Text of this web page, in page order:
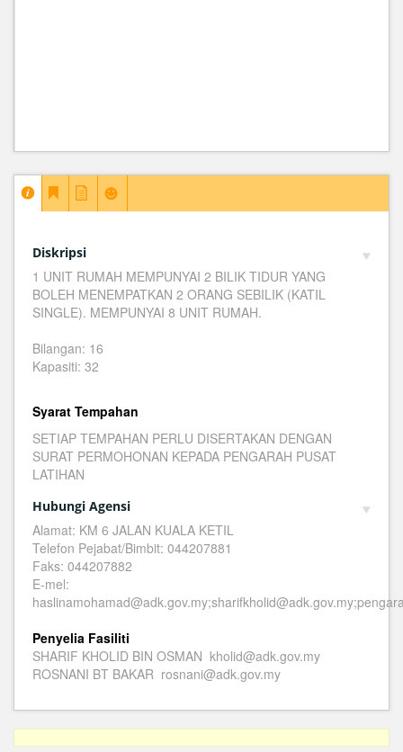
Diskripsi
1 UNIT RUMAH MEMPUNYAI 2 BILIK TIDUR YANG
BOLEH MENEMPATKAN 2 ORANG SEBILIK (KATIL
SINGLE). MEMPUNYAI 8 UNIT RUMAH.
Bilangan: 16
Kapasiti: 32
Syarat Tempahan
SETIAP TEMPAHAN PERLU DISERTAKAN DENGAN
SURAT PERMOHONAN KEPADA PENGARAH PUSAT
LATIHAN
Hubungi Agensi
Alamat: KM 6 JALAN KUALA KETIL
Telefon Pejabat/Bimbit: 044207881
Faks: 044207882
E-mel:
Penyelia Fasiliti
SHARIF KHOLID BIN OSMAN kholid@adk.gov.my
ROSNANI BT BAKAR rosnani@adk.gov.my